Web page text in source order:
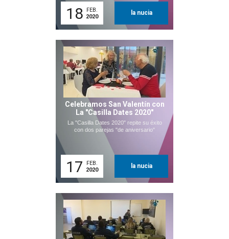
18
FEB.
2020
la nucia
Celebramos San Valentín con
La "Casilla Dates 2020"
La "Casilla Dates 2020" repite su éxito
con dos parejas "de aniversario"
17
FEB.
2020
la nucia